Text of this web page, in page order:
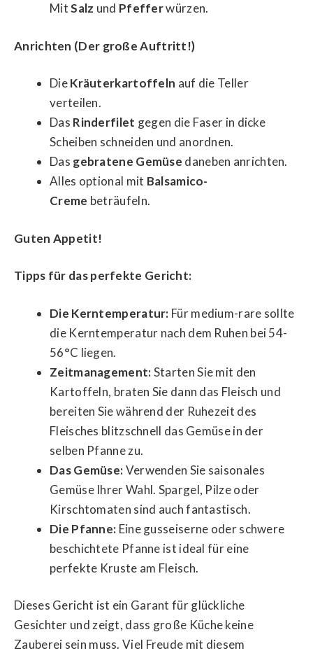
MitSalz und Pfefferwürzen.
Anrichten (Der große Auftritt!)
DieKräuterkartoffeln auf die Teller
verteilen.
Das Rinderfilet gegen die Faser in dicke
Scheiben schneiden und anordnen.
Das gebratene Gemüse daneben anrichten.
Alles optional mit Balsamico-
Creme beträufeln.
Guten Appetit!
Tipps für das perfekte Gericht:
Die Kerntemperatur: Für medium-rare sollte
die Kerntemperatur nach dem Ruhen bei 54-
56°C liegen.
Zeitmanagement:Starten Sie mit den
Kartoffeln, braten Sie dann das Fleisch und
bereiten Sie während der Ruhezeit des
Fleisches blitzschnell das Gemüse in der
selben Pfanne zu.
Das Gemüse:Verwenden Sie saisonales
Gemüse Ihrer Wahl. Spargel, Pilze oder
Kirschtomaten sind auch fantastisch.
Die Pfanne: Eine gusseiserne oder schwere
beschichtete Pfanne ist ideal für eine
perfekte Kruste am Fleisch.
Dieses Gericht ist ein Garant für glückliche
Gesichter und zeigt, dass große Küche keine
Zauberei sein muss. Viel Freude mit diesem